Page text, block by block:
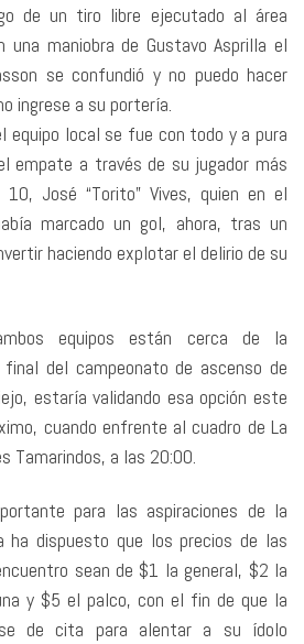
de un tiro libre ejecutado al área
maniobra de Gustavo Asprilla el
se confundió y no puedo hacer
ingrese a su portería.
equipo local se fue con todo y a pura
empate a través de su jugador más
José “Torito” Vives, quien en el
marcado un gol, ahora, tras un
haciendo explotar el delirio de su
equipos están cerca de la
del campeonato de ascenso de
estaría validando esa opción este
cuando enfrente al cuadro de La
Tamarindos, a las 20:00.
para las aspiraciones de la
ha dispuesto que los precios de las
sean de $1 la general, $2 la
y $5 el palco, con el fin de que la
se de cita para alentar a su ídolo